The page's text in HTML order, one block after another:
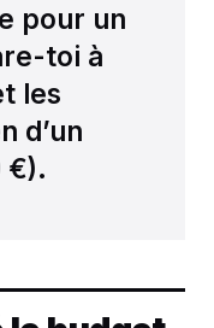
pour un
toi à
les
d’un
€).